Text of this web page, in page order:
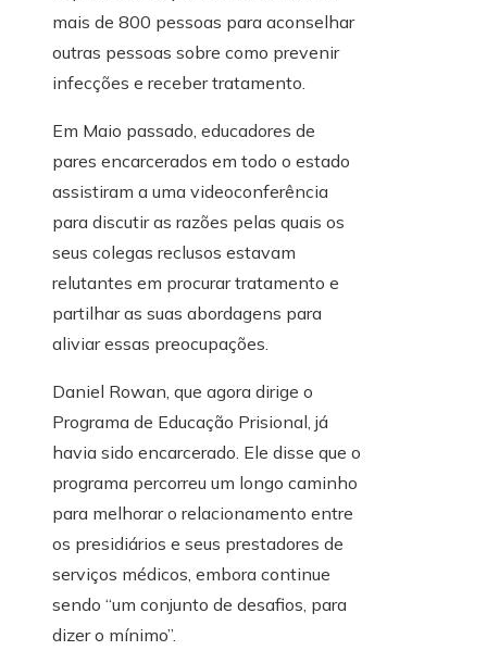
mais de 800 pessoas para aconselhar
outras pessoas sobre como prevenir
infecções e receber tratamento.
Em Maio passado, educadores de
pares encarcerados em todo o estado
assistiram a uma videoconferência
para discutir as razões pelas quais os
seus colegas reclusos estavam
relutantes em procurar tratamento e
partilhar as suas abordagens para
aliviar essas preocupações.
Daniel Rowan, que agora dirige o
Programa de Educação Prisional, já
havia sido encarcerado. Ele disse que o
programa percorreu um longo caminho
para melhorar o relacionamento entre
os presidiários e seus prestadores de
serviços médicos, embora continue
sendo “um conjunto de desafios, para
dizer o mínimo”.